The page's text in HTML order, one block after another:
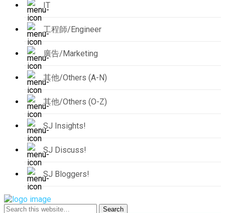
IT
工程師/Engineer
廣告/Marketing
其他/Others (A-N)
其他/Others (O-Z)
SJ Insights!
SJ Discuss!
SJ Bloggers!